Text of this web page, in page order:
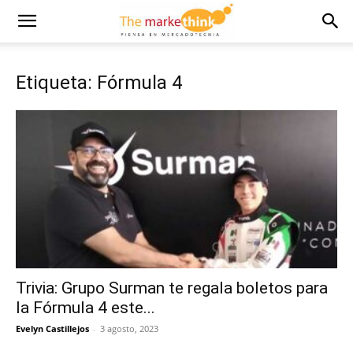
Etiqueta: Fórmula 4
Trivia: Grupo Surman te regala boletos para
la Fórmula 4 este...
Evelyn Castillejos - 3 agosto, 2023